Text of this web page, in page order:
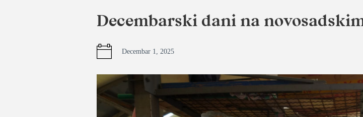
Decembarski dani na
Decembar 1, 2025